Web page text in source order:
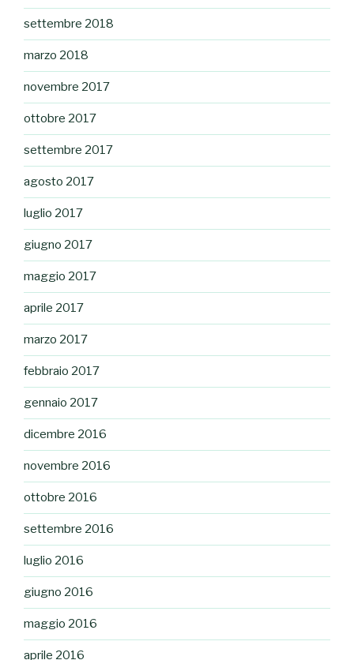
settembre 2018
marzo 2018
novembre 2017
ottobre 2017
settembre 2017
agosto 2017
luglio 2017
giugno 2017
maggio 2017
aprile 2017
marzo 2017
febbraio 2017
gennaio 2017
dicembre 2016
novembre 2016
ottobre 2016
settembre 2016
luglio 2016
giugno 2016
maggio 2016
aprile 2016